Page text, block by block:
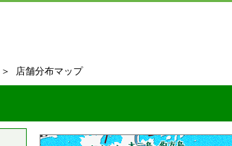
＞ 店舗分布マップ